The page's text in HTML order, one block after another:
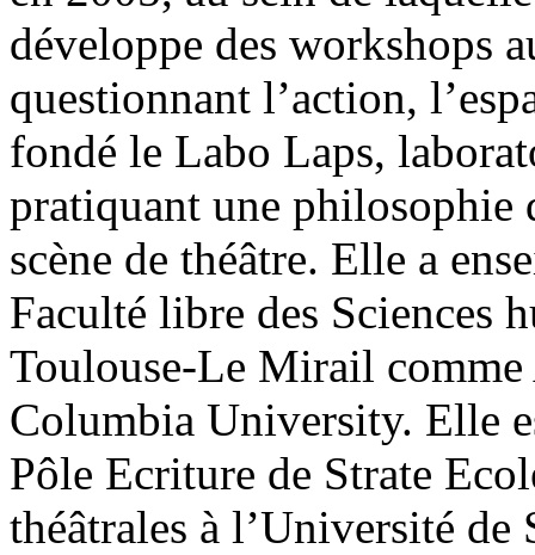
développe des workshops
questionnant l’action,
fondé le Labo Laps,
pratiquant une philosophie
scène de théâtre. Elle a
Faculté libre des Sciences
Toulouse-Le Mirail
Columbia University. Elle
Pôle Ecriture de Strate
théâtrales à l’Université